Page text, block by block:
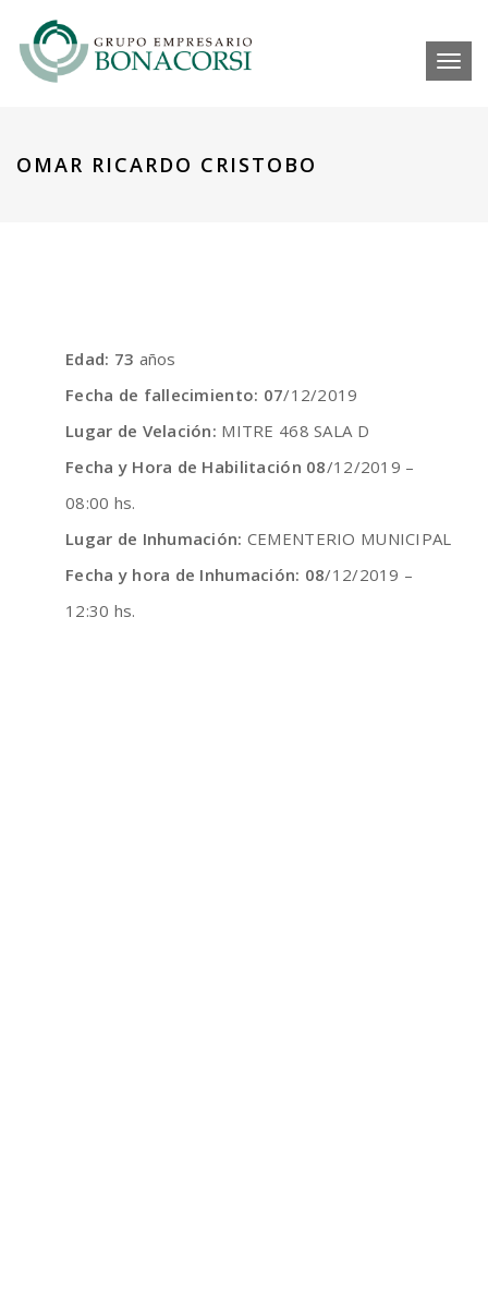
OMAR RICARDO CRISTOBO
Edad: 73 años
Fecha de fallecimiento: 07/12/2019
Lugar de Velación: MITRE 468 SALA D
Fecha y Hora de Habilitación 08/12/2019 –
08:00 hs.
Lugar de Inhumación: CEMENTERIO MUNICIPAL
Fecha y hora de Inhumación: 08/12/2019 –
12:30 hs.